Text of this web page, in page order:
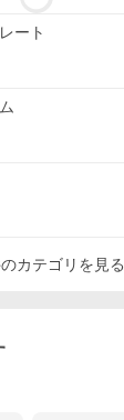
ート
カテゴリを見る